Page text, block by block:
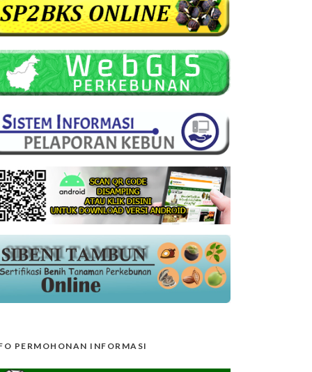
PERMOHONAN INFORMASI